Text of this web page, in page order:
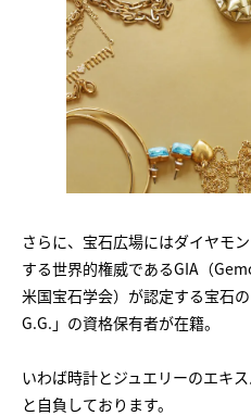
さらに、宝石広場にはダイヤモ
する世界的権威であるGIA（
米国宝石学会）が認定する宝石
G.G.」の資格保有者が在籍。
いわば時計とジュエリーのエキ
と自負しております。